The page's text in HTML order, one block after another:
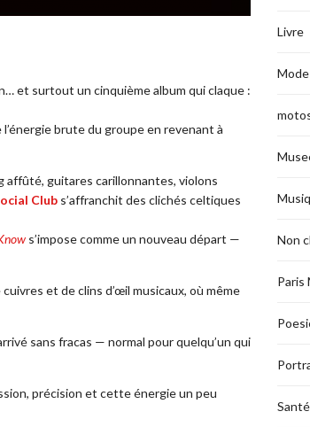
et surtout un cinquième album qui claque :
l’énergie brute du groupe en revenant à
guitares carillonnantes, violons
Club s’affranchit des clichés celtiques
s’impose comme un nouveau départ —
et de clins d’œil musicaux, où même
sans fracas — normal pour quelqu’un qui
précision et cette énergie un peu
Livre
Mode
Non
Paris
Santé